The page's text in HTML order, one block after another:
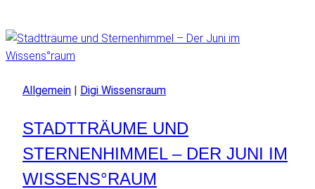
Allgemein | Digi Wissensraum
STADTTRÄUME UND
STERNENHIMMEL – DER JUNI IM
WISSENS°RAUM